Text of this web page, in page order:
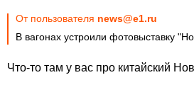
От пользователя news@e1.ru
В вагонах устроили фотовыставку
Что-то там у вас про китайский